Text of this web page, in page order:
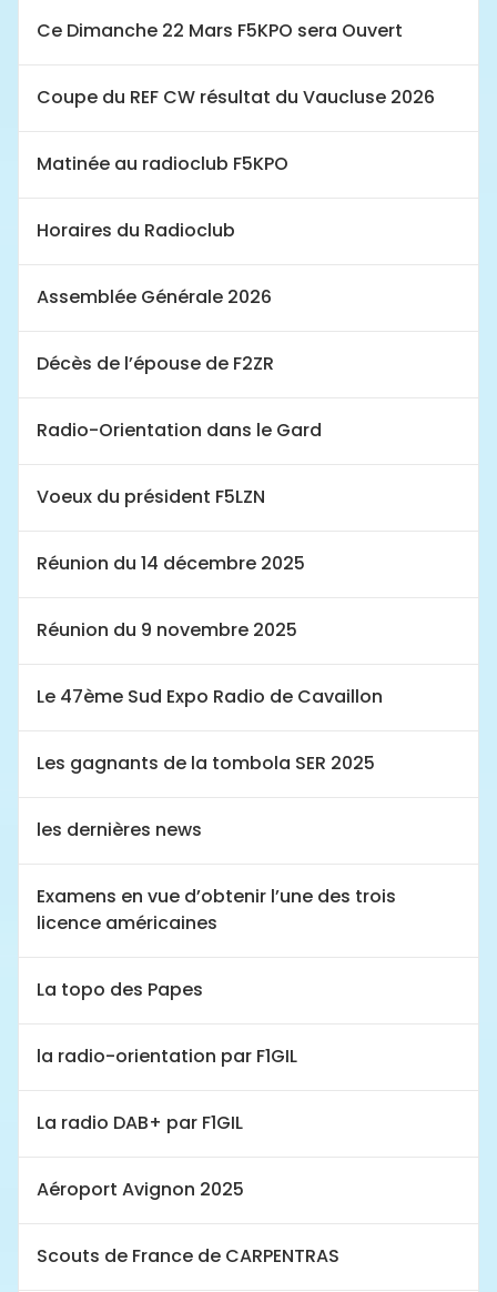
Ce Dimanche 22 Mars F5KPO sera Ouvert
Coupe du REF CW résultat du Vaucluse 2026
Matinée au radioclub F5KPO
Horaires du Radioclub
Assemblée Générale 2026
Décès de l’épouse de F2ZR
Radio-Orientation dans le Gard
Voeux du président F5LZN
Réunion du 14 décembre 2025
Réunion du 9 novembre 2025
Le 47ème Sud Expo Radio de Cavaillon
Les gagnants de la tombola SER 2025
les dernières news
Examens en vue d’obtenir l’une des trois
licence américaines
La topo des Papes
la radio-orientation par F1GIL
La radio DAB+ par F1GIL
Aéroport Avignon 2025
Scouts de France de CARPENTRAS